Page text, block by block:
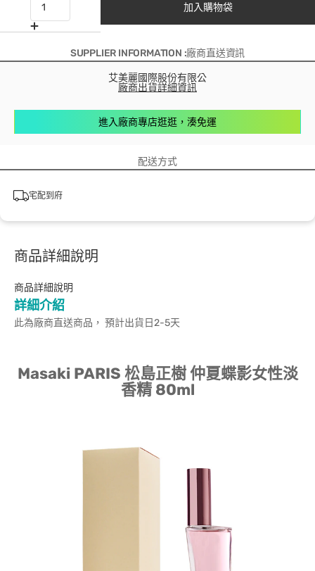
加入購物袋
SUPPLIER INFORMATION :廠商直送資訊
艾美麗國際股份有限公
廠商出貨詳細資訊
進入廠商專店逛逛，湊免運
配送方式
宅配到府
商品詳細說明
商品詳細說明
詳細介紹
此為廠商直送商品， 預計出貨日2-5天
Masaki PARIS 松島正樹 仲夏蝶影女性淡
香精 80ml